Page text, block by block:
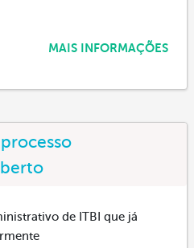
MAIS INFORMAÇÕES
de ITBI que já